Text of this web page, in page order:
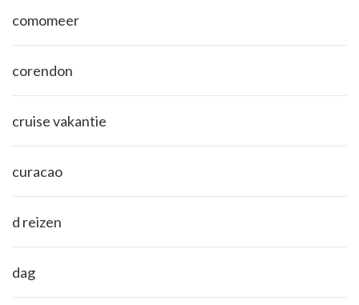
comomeer
corendon
cruise vakantie
curacao
d reizen
dag